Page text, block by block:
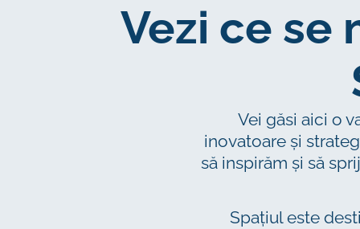
Vezi ce se
Vei găsi aici o
inovatoare și
să inspirăm și să
Spațiul este